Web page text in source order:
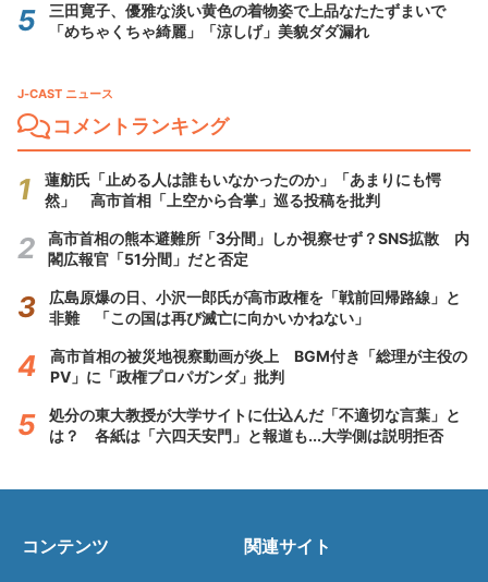
三田寛子、優雅な淡い黄色の着物姿で上品なたたずまいで
「めちゃくちゃ綺麗」「涼しげ」美貌ダダ漏れ
J-CAST ニュース
コメントランキング
蓮舫氏「止める人は誰もいなかったのか」「あまりにも愕
然」 高市首相「上空から合掌」巡る投稿を批判
高市首相の熊本避難所「3分間」しか視察せず？SNS拡散 内
閣広報官「51分間」だと否定
広島原爆の日、小沢一郎氏が高市政権を「戦前回帰路線」と
非難 「この国は再び滅亡に向かいかねない」
高市首相の被災地視察動画が炎上 BGM付き「総理が主役の
PV」に「政権プロパガンダ」批判
処分の東大教授が大学サイトに仕込んだ「不適切な言葉」と
は？ 各紙は「六四天安門」と報道も...大学側は説明拒否
コンテンツ 関連サイト